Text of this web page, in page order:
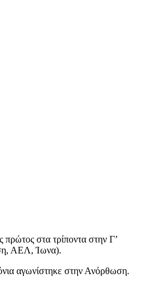
πρώτος στα τρίποντα στην Γ’
ΑΕΛ, Ίωνα).
αγωνίστηκε στην Ανόρθωση.